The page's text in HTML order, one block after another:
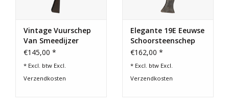
Vintage Vuurschep
Van Smeedijzer
€145,00 *
* Excl. btw Excl.
Verzendkosten
Elegante 19E Eeuwse
Schoorsteenschep
€162,00 *
* Excl. btw Excl.
Verzendkosten